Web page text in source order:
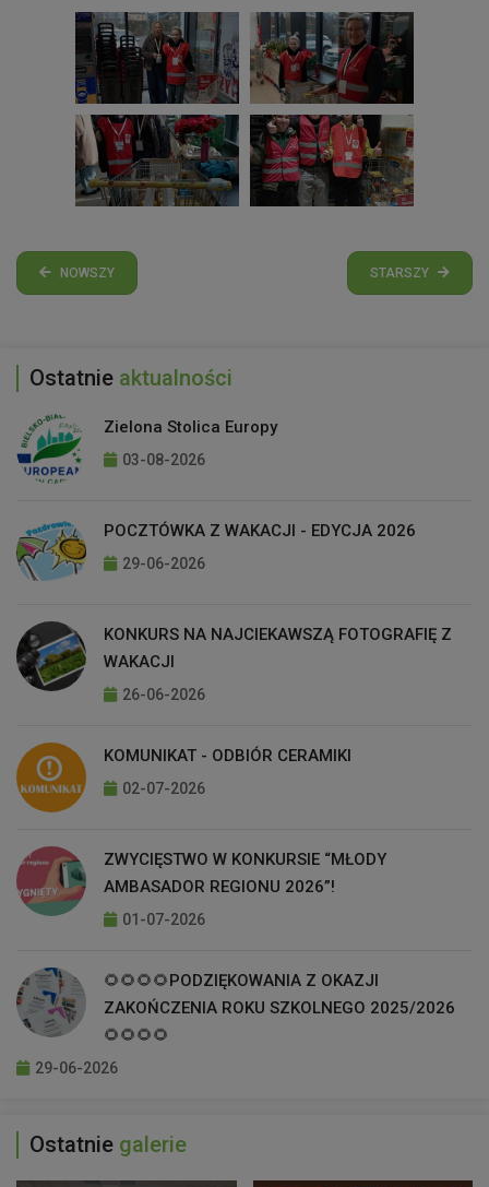
NOWSZY STARSZY
Ostatnie aktualności
Zielona Stolica Europy
03-08-2026
POCZTÓWKA Z WAKACJI - EDYCJA 2026
29-06-2026
KONKURS NA NAJCIEKAWSZĄ FOTOGRAFIĘ Z
WAKACJI
26-06-2026
KOMUNIKAT - ODBIÓR CERAMIKI
02-07-2026
ZWYCIĘSTWO W KONKURSIE “MŁODY
AMBASADOR REGIONU 2026”!
01-07-2026
🌻🌻🌻🌻PODZIĘKOWANIA Z OKAZJI
ZAKOŃCZENIA ROKU SZKOLNEGO 2025/2026
🌻🌻🌻🌻
29-06-2026
Ostatnie galerie